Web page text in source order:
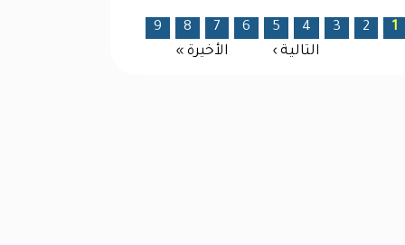
1
2
3
4
5
6
7
8
9
التالية ›
الأخيرة »